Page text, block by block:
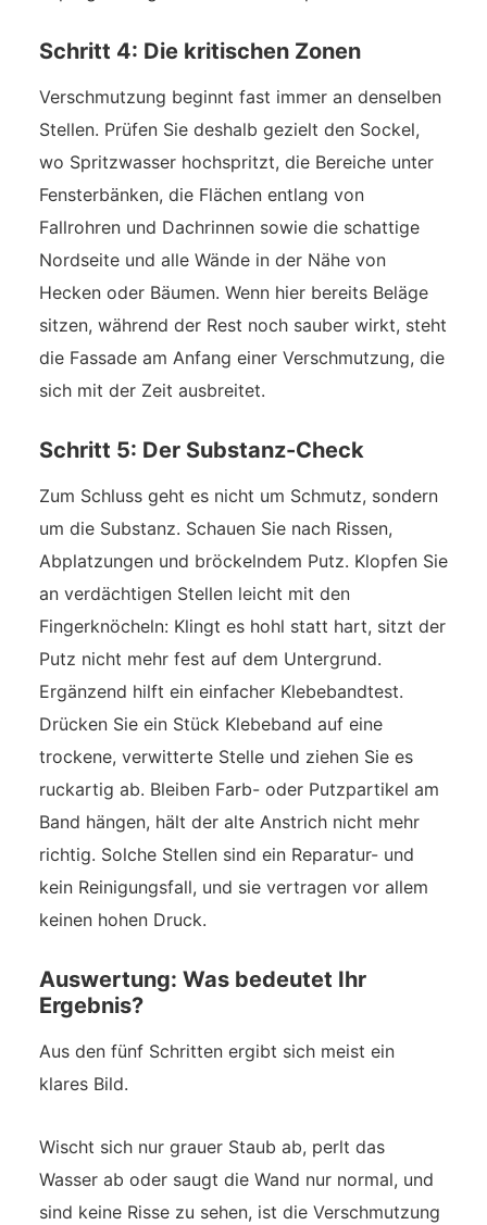
Schritt 4: Die kritischen Zonen
Verschmutzung beginnt fast immer an denselben
Stellen. Prüfen Sie deshalb gezielt den Sockel,
wo Spritzwasser hochspritzt, die Bereiche unter
Fensterbänken, die Flächen entlang von
Fallrohren und Dachrinnen sowie die schattige
Nordseite und alle Wände in der Nähe von
Hecken oder Bäumen. Wenn hier bereits Beläge
sitzen, während der Rest noch sauber wirkt, steht
die Fassade am Anfang einer Verschmutzung, die
sich mit der Zeit ausbreitet.
Schritt 5: Der Substanz-Check
Zum Schluss geht es nicht um Schmutz, sondern
um die Substanz. Schauen Sie nach Rissen,
Abplatzungen und bröckelndem Putz. Klopfen Sie
an verdächtigen Stellen leicht mit den
Fingerknöcheln: Klingt es hohl statt hart, sitzt der
Putz nicht mehr fest auf dem Untergrund.
Ergänzend hilft ein einfacher Klebebandtest.
Drücken Sie ein Stück Klebeband auf eine
trockene, verwitterte Stelle und ziehen Sie es
ruckartig ab. Bleiben Farb- oder Putzpartikel am
Band hängen, hält der alte Anstrich nicht mehr
richtig. Solche Stellen sind ein Reparatur- und
kein Reinigungsfall, und sie vertragen vor allem
keinen hohen Druck.
Auswertung: Was bedeutet Ihr
Ergebnis?
Aus den fünf Schritten ergibt sich meist ein
klares Bild.
Wischt sich nur grauer Staub ab, perlt das
Wasser ab oder saugt die Wand nur normal, und
sind keine Risse zu sehen, ist die Verschmutzung